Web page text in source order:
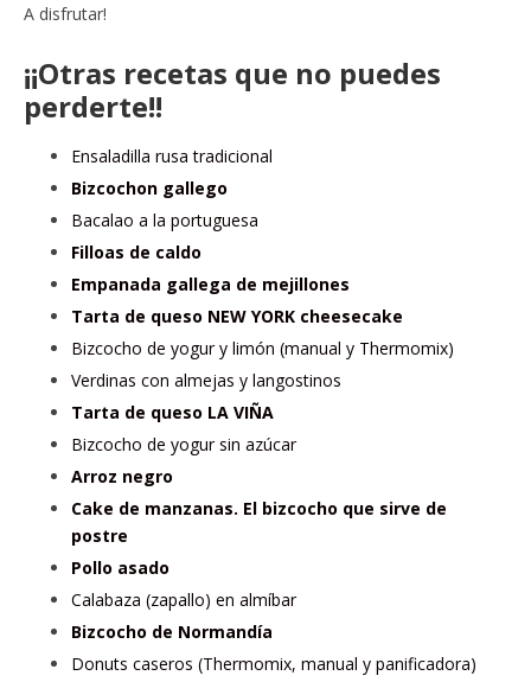
A disfrutar!
¡¡Otras recetas que no puedes
perderte!!
Ensaladilla rusa tradicional
Bizcochon gallego
Bacalao a la portuguesa
Filloas de caldo
Empanada gallega de mejillones
Tarta de queso NEW YORK cheesecake
Bizcocho de yogur y limón (manual y Thermomix)
Verdinas con almejas y langostinos
Tarta de queso LA VIÑA
Bizcocho de yogur sin azúcar
Arroz negro
Cake de manzanas. El bizcocho que sirve de
postre
Pollo asado
Calabaza (zapallo) en almíbar
Bizcocho de Normandía
Donuts caseros (Thermomix, manual y panificadora)